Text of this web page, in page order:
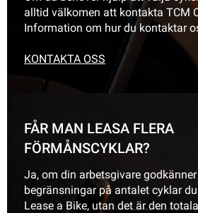
alltid välkomen att kontakta TCM
Information om hur du kontaktar
KONTAKTA OSS
FÅR MAN LEASA FLERA
FÖRMÅNSCYKLAR?
Ja, om din arbetsgivare
begränsningar på antalet cyklar
Lease a Bike, utan det är den